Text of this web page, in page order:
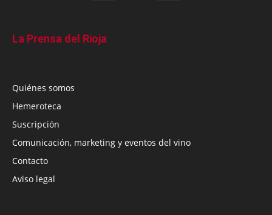
La Prensa del Rioja
Quiénes somos
Hemeroteca
Suscripción
Comunicación, marketing y eventos del vino
Contacto
Aviso legal